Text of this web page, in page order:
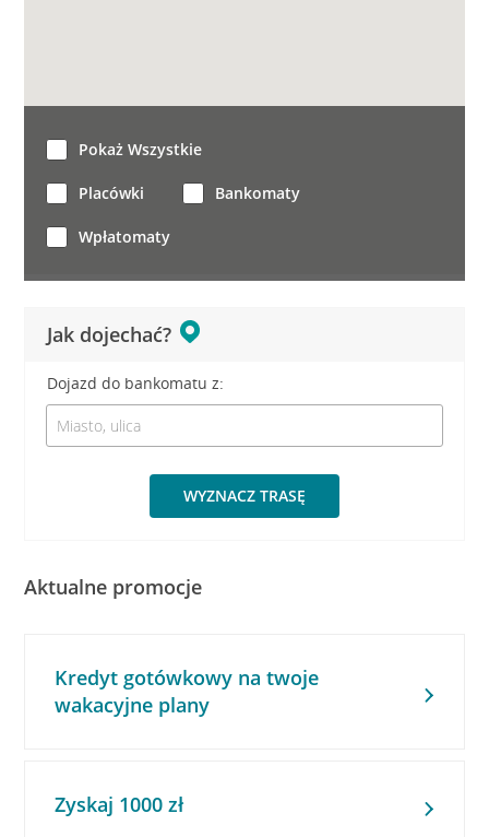
Jak dojechać?
Dojazd do bankomatu z:
WYZNACZ TRASĘ
Pokaż Wszystkie
Placówki Bankomaty
Wpłatomaty
Aktualne promocje
Kredyt gotówkowy na twoje
wakacyjne plany
Zyskaj 1000 zł